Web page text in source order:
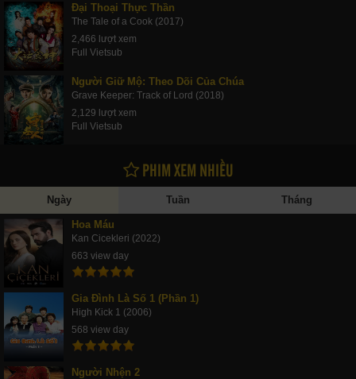
Đại Thoại Thực Thần
The Tale of a Cook (2017)
2,466 lượt xem
Full Vietsub
Người Giữ Mộ: Theo Dõi Của Chúa
Grave Keeper: Track of Lord (2018)
2,129 lượt xem
Full Vietsub
PHIM XEM NHIỀU
Ngày Tuần Tháng
Hoa Máu
Kan Cicekleri (2022)
663 view day
Gia Đình Là Số 1 (Phần 1)
High Kick 1 (2006)
568 view day
Người Nhện 2